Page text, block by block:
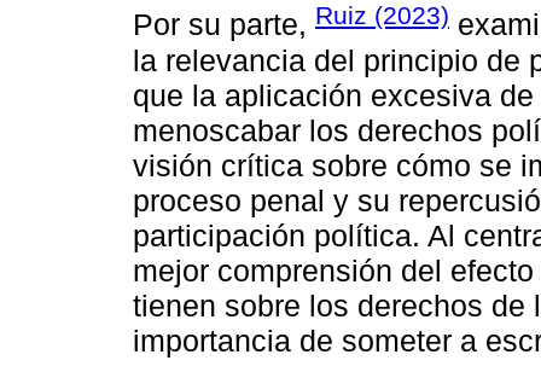
Por su parte, Ruiz (2023)
la relevancia del principio de
que la aplicación excesiva
menoscabar los derechos
visión crítica sobre cómo se
proceso penal y su
participación política. Al
mejor comprensión del
tienen sobre los derechos de
importancia de someter a